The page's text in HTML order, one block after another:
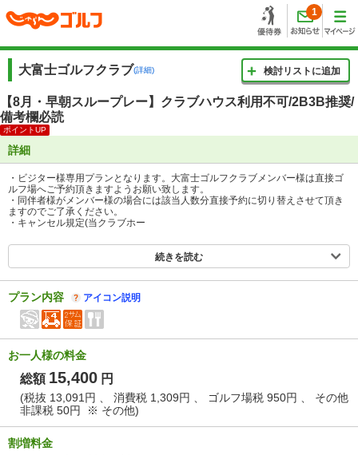
1
大富士ゴルフクラブ(詳細) 検討リストに追加
【8月・早朝スループレー】クラブハウス利用不可/2B3B推奨/
備考欄必読
ポイントUP
詳細
・ビジター様専用プランとなります。大富士ゴルフクラブメンバー様は直接ゴ
ルフ場へご予約頂きますようお願い致します。
・同伴者様がメンバー様の場合には該当人数分直接予約に切り替えさせて頂き
ますのでご了承ください。
・キャンセル規定(当クラブホー
続きを読む
プラン内容 アイコン説明
お一人様の料金
総額 15,400 円
(税抜 13,091円 、 消費税 1,309円 、 ゴルフ場税 950円 、 その他
非課税 50円 ※ その他)
割増料金